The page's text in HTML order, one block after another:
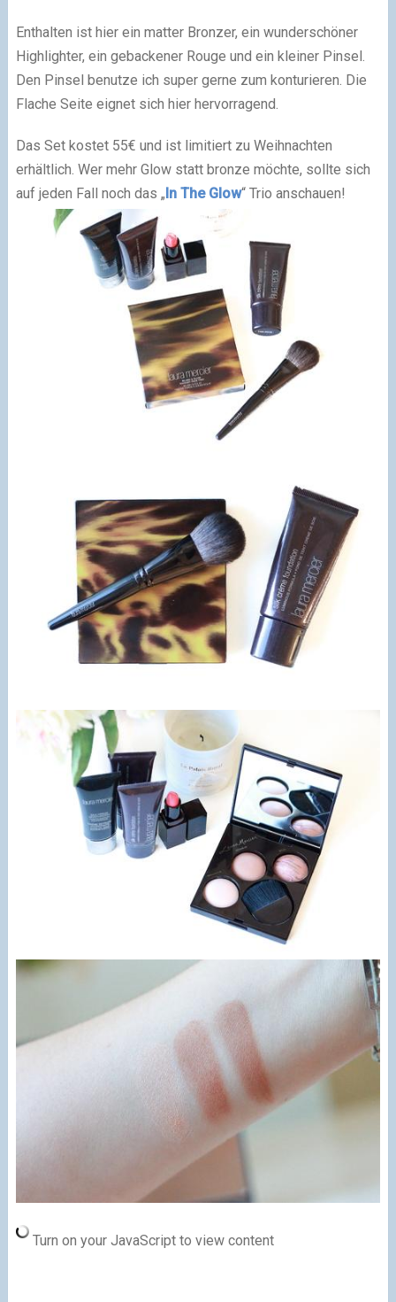
Enthalten ist hier ein matter Bronzer, ein wunderschöner
Highlighter, ein gebackener Rouge und ein kleiner Pinsel.
Den Pinsel benutze ich super gerne zum konturieren. Die
Flache Seite eignet sich hier hervorragend.
Das Set kostet 55€ und ist limitiert zu Weihnachten
erhältlich. Wer mehr Glow statt bronze möchte, sollte sich
auf jeden Fall noch das „In The Glow“ Trio anschauen!
Turn on your JavaScript to view content